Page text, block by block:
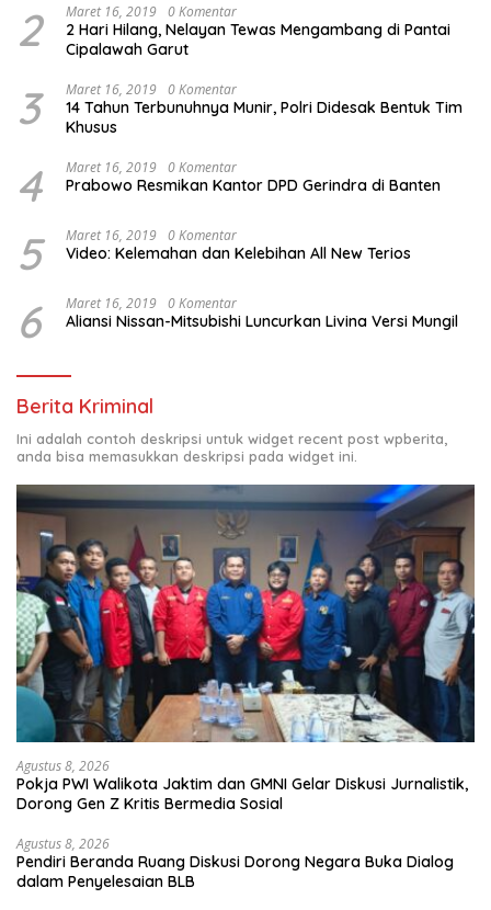
2 Maret 16, 2019 0 Komentar
2 Hari Hilang, Nelayan Tewas Mengambang di Pantai
Cipalawah Garut
3 Maret 16, 2019 0 Komentar
14 Tahun Terbunuhnya Munir, Polri Didesak Bentuk Tim
Khusus
4 Maret 16, 2019 0 Komentar
Prabowo Resmikan Kantor DPD Gerindra di Banten
5 Maret 16, 2019 0 Komentar
Video: Kelemahan dan Kelebihan All New Terios
6 Maret 16, 2019 0 Komentar
Aliansi Nissan-Mitsubishi Luncurkan Livina Versi Mungil
Berita Kriminal
Ini adalah contoh deskripsi untuk widget recent post wpberita,
anda bisa memasukkan deskripsi pada widget ini.
Agustus 8, 2026
Pokja PWI Walikota Jaktim dan GMNI Gelar Diskusi Jurnalistik,
Dorong Gen Z Kritis Bermedia Sosial
Agustus 8, 2026
Pendiri Beranda Ruang Diskusi Dorong Negara Buka Dialog
dalam Penyelesaian BLB